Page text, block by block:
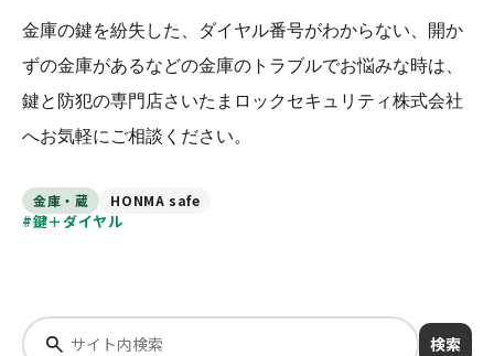
金庫の鍵を紛失した、ダイヤル番号がわからない、開か
ずの金庫があるなどの金庫のトラブルでお悩みな時は、
鍵と防犯の専門店さいたまロックセキュリティ株式会社
へお気軽にご相談ください。
金庫・蔵 HONMA safe
#鍵＋ダイヤル
検索